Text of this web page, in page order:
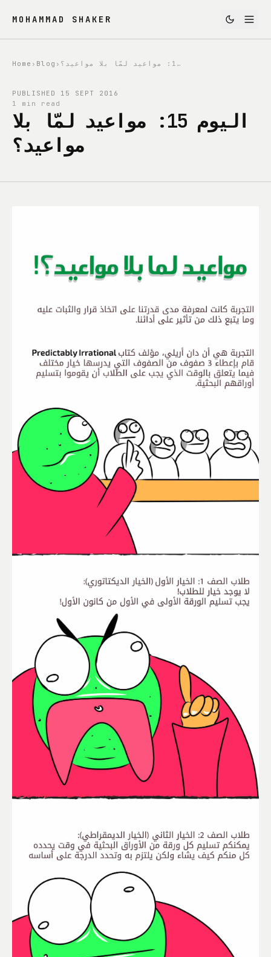
MOHAMMAD SHAKER
Home › Blog › اليوم 15: مواعيد لمّا بلا مواعيد؟
PUBLISHED 15 SEPT 2016
1 min read
اليوم 15: مواعيد لمّا بلا
مواعيد؟